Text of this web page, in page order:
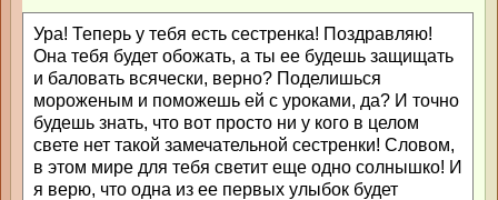
Ура! Теперь у тебя есть сестренка! Поздравляю!
Она тебя будет обожать, а ты ее будешь защищать
и баловать всячески, верно? Поделишься
мороженым и поможешь ей с уроками, да? И точно
будешь знать, что вот просто ни у кого в целом
свете нет такой замечательной сестренки! Словом,
в этом мире для тебя светит еще одно солнышко! И
я верю, что одна из ее первых улыбок будет